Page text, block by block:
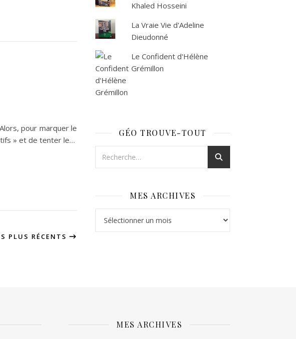
pour marquer le
» et de tenter le…
PLUS RÉCENTS
Khaled Hosseini
La Vraie Vie d'Adeline
Dieudonné
Le Confident d'Hélène
Grémillon
GÉO TROUVE-TOUT
MES ARCHIVES
MES ARCHIVES